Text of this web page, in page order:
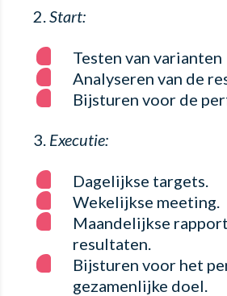
Start:
Testen van varianten
Analyseren van de
Bijsturen voor de
Executie:
Dagelijkse targets.
Wekelijkse meeting.
Maandelijkse
resultaten.
Bijsturen voor het
gezamenlijke doel.